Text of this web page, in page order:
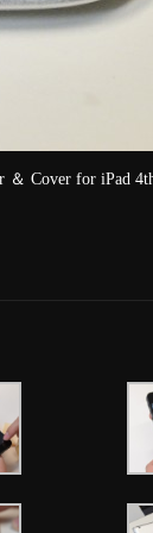
Cover for iPad 4th